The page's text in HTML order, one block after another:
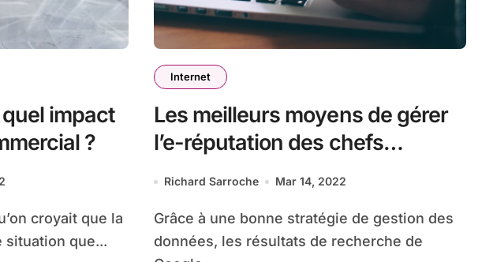
impact
?
situation que...
Internet
Les meilleurs moyens de gérer
l’e-réputation des chefs
d’entreprise
Richard Sarroche Mar 14, 2022
Grâce à une bonne stratégie de gestion des
données, les résultats de recherche de